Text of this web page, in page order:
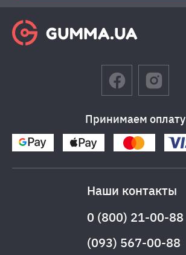
Принимаем оплату
Наши контакты
0 (800) 21-00-88
(093) 567-00-88